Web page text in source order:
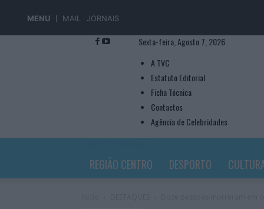
MENU MAIL JORNAIS
Sexta-feira, Agosto 7, 2026
A TVC
Estatuto Editorial
Ficha Técnica
Contactos
Agência de Celebridades
REGIÃO CENTRO DESPORTO